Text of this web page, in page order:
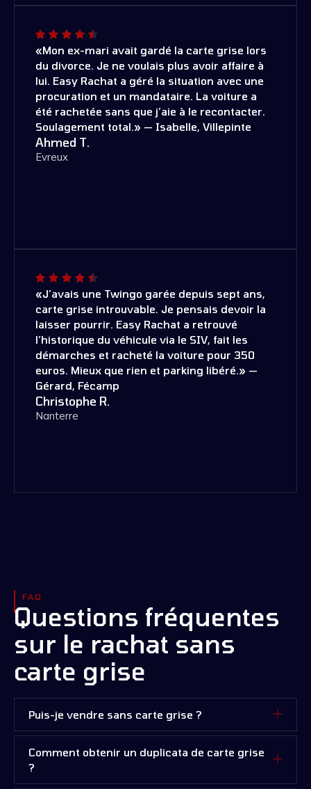
«Mon ex-mari avait gardé la carte grise lors
du divorce. Je ne voulais plus avoir affaire à
lui. Easy Rachat a géré la situation avec une
procuration et un mandataire. La voiture a
été rachetée sans que j’aie à le recontacter.
Soulagement total.» — Isabelle, Villepinte
Ahmed T.
Evreux
«J’avais une Twingo garée depuis sept ans,
carte grise introuvable. Je pensais devoir la
laisser pourrir. Easy Rachat a retrouvé
l’historique du véhicule via le SIV, fait les
démarches et racheté la voiture pour 350
euros. Mieux que rien et parking libéré.» —
Gérard, Fécamp
Christophe R.
Nanterre
FAQ
Questions fréquentes
sur le rachat sans
carte grise
Puis-je vendre sans carte grise ?
Comment obtenir un duplicata de carte grise
?